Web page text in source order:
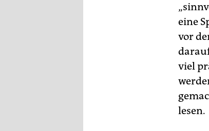
eine
vor
viel
lesen.